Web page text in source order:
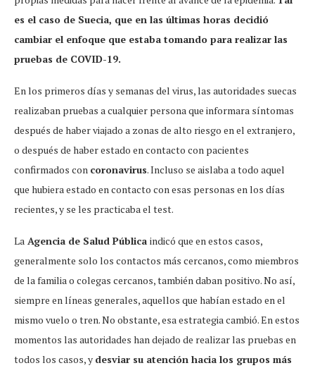
es el caso de Suecia, que en las últimas horas decidió
cambiar el enfoque que estaba tomando para realizar las
pruebas de COVID-19.
En los primeros días y semanas del virus, las autoridades suecas
realizaban pruebas a cualquier persona que informara síntomas
después de haber viajado a zonas de alto riesgo en el extranjero,
o después de haber estado en contacto con pacientes
confirmados con coronavirus. Incluso se aislaba a todo aquel
que hubiera estado en contacto con esas personas en los días
recientes, y se les practicaba el test.
La Agencia de Salud Pública indicó que en estos casos,
generalmente solo los contactos más cercanos, como miembros
de la familia o colegas cercanos, también daban positivo. No así,
siempre en líneas generales, aquellos que habían estado en el
mismo vuelo o tren. No obstante, esa estrategia cambió. En estos
momentos las autoridades han dejado de realizar las pruebas en
todos los casos, y desviar su atención hacia los grupos más